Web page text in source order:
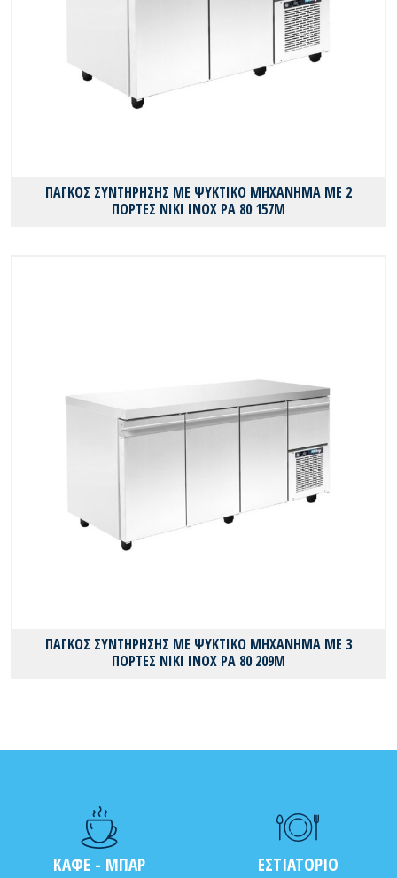
ΠΑΓΚΟΣ ΣΥΝΤΗΡΗΣΗΣ ΜΕ ΨΥΚΤΙΚΟ ΜΗΧΑΝΗΜΑ ΜΕ 2
ΠΟΡΤΕΣ ΝΙΚΙ ΙΝΟΧ PA 80 157M
ΠΑΓΚΟΣ ΣΥΝΤΗΡΗΣΗΣ ΜΕ ΨΥΚΤΙΚΟ ΜΗΧΑΝΗΜΑ ΜΕ 3
ΠΟΡΤΕΣ ΝΙΚΙ ΙΝΟΧ PA 80 209M
ΚΑΦΕ - ΜΠΑΡ ΕΣΤΙΑΤΟΡΙΟ